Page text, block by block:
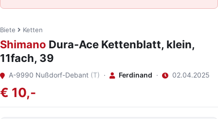
Biete Ketten
Shimano Dura-Ace Kettenblatt, klein,
11fach, 39
A-9990 Nußdorf-Debant (T) · Ferdinand · 02.04.2025
€ 10,-